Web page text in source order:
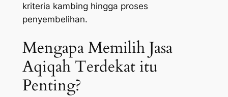
kriteria kambing hingga proses
penyembelihan.
Mengapa Memilih Jasa
Aqiqah Terdekat itu
Penting?